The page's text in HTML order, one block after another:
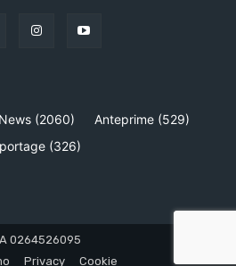
News (2060) Anteprime (529)
(326)
0264526095
Privacy Cookie